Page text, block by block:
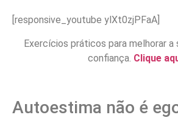
[responsive_youtube ylXt0zjPFaA]
Exercícios práticos para melhorar a
confiança. Clique
Autoestima não é